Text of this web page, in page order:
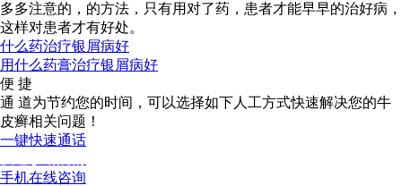
多多注意的，的方法，只有用对了药，患者才能早早的治好病，
这样对患者才有好处。
什么药治疗银屑病好
用什么药膏治疗银屑病好
便 捷
通 道为节约您的时间，可以选择如下人工方式快速解决您的牛
皮癣相关问题！
一键快速通话
手机在线咨询